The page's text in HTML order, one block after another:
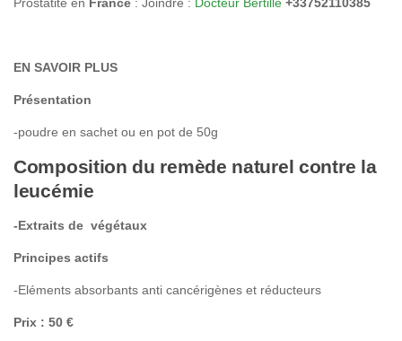
EN SAVOIR PLUS
Présentation
-poudre en sachet ou en pot de 50g
Composition du remède naturel contre la
leucémie
-Extraits de végétaux
Principes actifs
-Eléments absorbants anti cancérigènes et réducteurs
Prix : 50 €